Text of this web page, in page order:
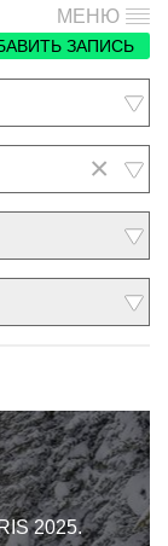
МЕНЮ
ЗАПИСЬ
×
2025.